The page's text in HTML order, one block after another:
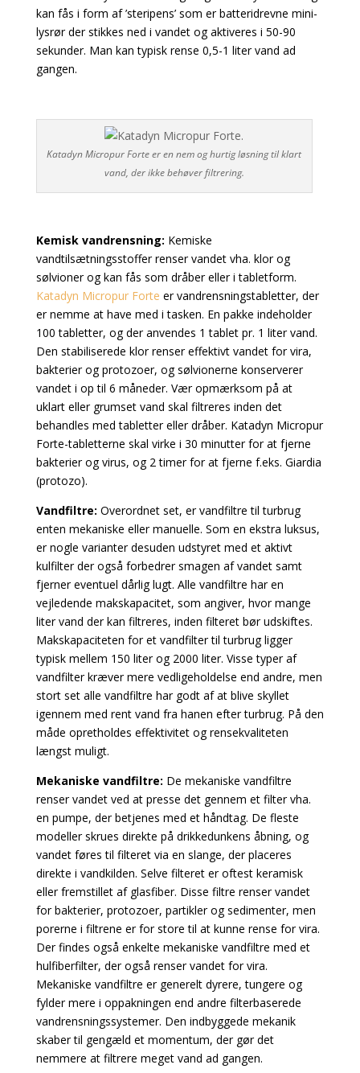
kan fås i form af ’steripens’ som er batteridrevne mini-
lysrør der stikkes ned i vandet og aktiveres i 50-90
sekunder. Man kan typisk rense 0,5-1 liter vand ad
gangen.
Katadyn Micropur Forte er en nem og hurtig løsning til klart
vand, der ikke behøver filtrering.
Kemisk vandrensning: Kemiske
vandtilsætningsstoffer renser vandet vha. klor og
sølvioner og kan fås som dråber eller i tabletform.
Katadyn Micropur Forte er vandrensningstabletter, der
er nemme at have med i tasken. En pakke indeholder
100 tabletter, og der anvendes 1 tablet pr. 1 liter vand.
Den stabiliserede klor renser effektivt vandet for vira,
bakterier og protozoer, og sølvionerne konserverer
vandet i op til 6 måneder. Vær opmærksom på at
uklart eller grumset vand skal filtreres inden det
behandles med tabletter eller dråber. Katadyn Micropur
Forte-tabletterne skal virke i 30 minutter for at fjerne
bakterier og virus, og 2 timer for at fjerne f.eks. Giardia
(protozo).
Vandfiltre: Overordnet set, er vandfiltre til turbrug
enten mekaniske eller manuelle. Som en ekstra luksus,
er nogle varianter desuden udstyret med et aktivt
kulfilter der også forbedrer smagen af vandet samt
fjerner eventuel dårlig lugt. Alle vandfiltre har en
vejledende makskapacitet, som angiver, hvor mange
liter vand der kan filtreres, inden filteret bør udskiftes.
Makskapaciteten for et vandfilter til turbrug ligger
typisk mellem 150 liter og 2000 liter. Visse typer af
vandfilter kræver mere vedligeholdelse end andre, men
stort set alle vandfiltre har godt af at blive skyllet
igennem med rent vand fra hanen efter turbrug. På den
måde opretholdes effektivitet og rensekvaliteten
længst muligt.
Mekaniske vandfiltre: De mekaniske vandfiltre
renser vandet ved at presse det gennem et filter vha.
en pumpe, der betjenes med et håndtag. De fleste
modeller skrues direkte på drikkedunkens åbning, og
vandet føres til filteret via en slange, der placeres
direkte i vandkilden. Selve filteret er oftest keramisk
eller fremstillet af glasfiber. Disse filtre renser vandet
for bakterier, protozoer, partikler og sedimenter, men
porerne i filtrene er for store til at kunne rense for vira.
Der findes også enkelte mekaniske vandfiltre med et
hulfiberfilter, der også renser vandet for vira.
Mekaniske vandfiltre er generelt dyrere, tungere og
fylder mere i oppakningen end andre filterbaserede
vandrensningssystemer. Den indbyggede mekanik
skaber til gengæld et momentum, der gør det
nemmere at filtrere meget vand ad gangen.